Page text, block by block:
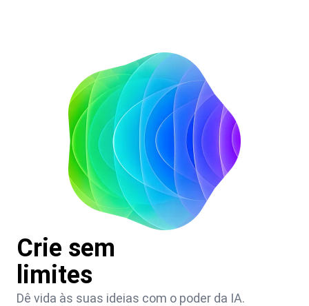
Crie sem
limites
Dê vida às suas ideias com o poder da IA.